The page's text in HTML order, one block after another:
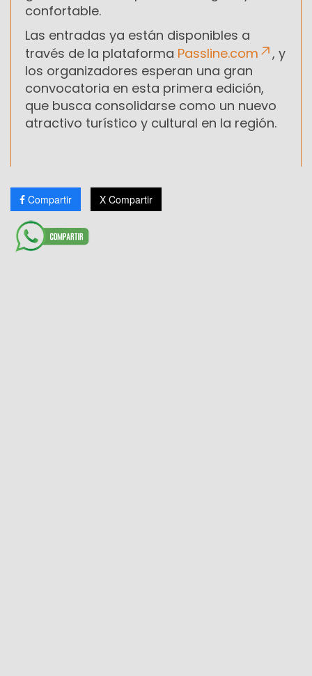
confortable.
Las entradas ya están disponibles a
través de la plataforma Passline.com
, y
los organizadores esperan una gran
convocatoria en esta primera edición,
que busca consolidarse como un nuevo
atractivo turístico y cultural en la región.
Compartir X Compartir